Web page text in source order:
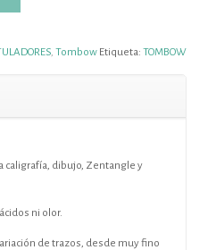
Tombow Etiqueta: TOMBOW
caligrafía, dibujo, Zentangle y
ni olor.
de trazos, desde muy fino